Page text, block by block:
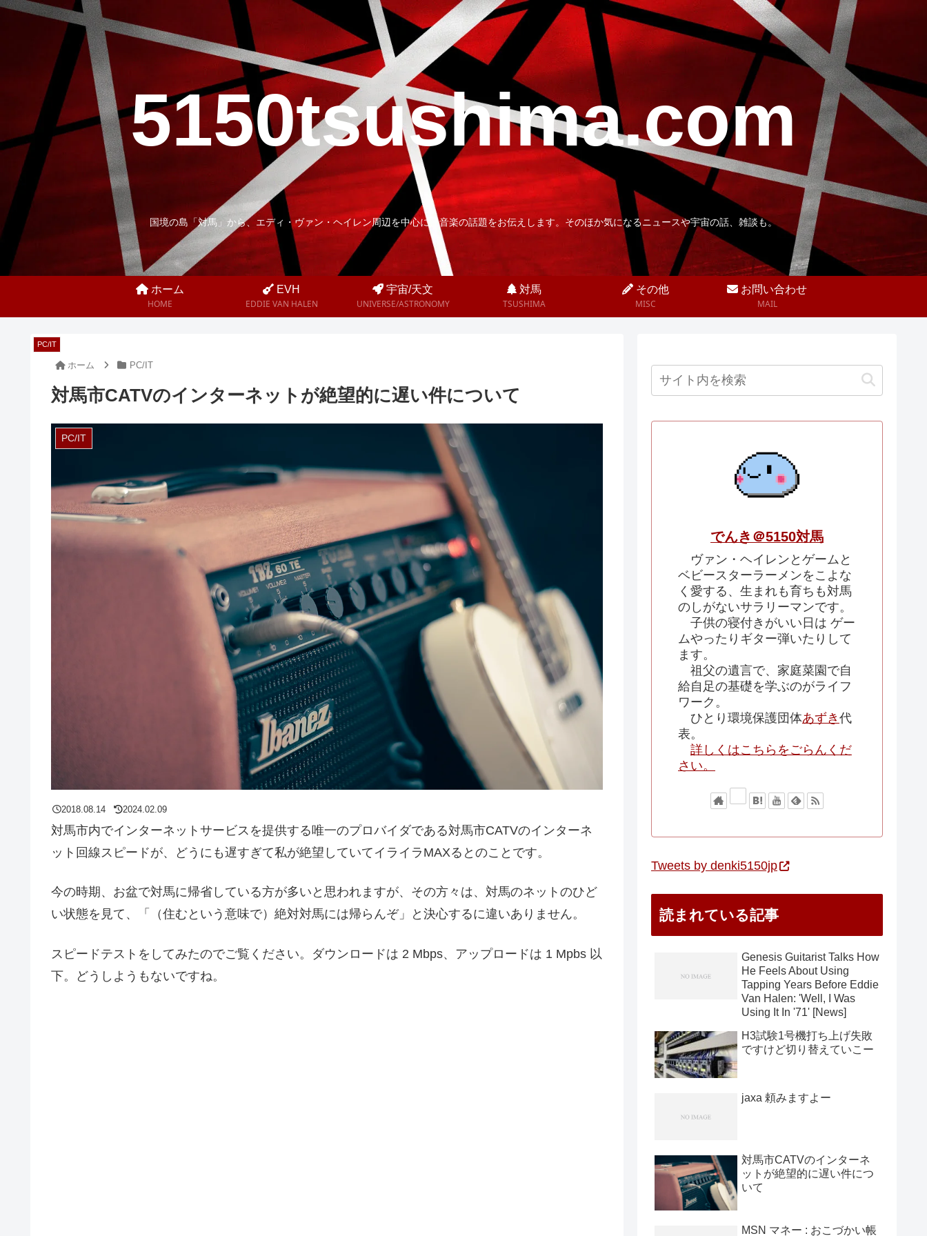
5150tsushima.com
国境の島「対馬」から、エディ・ヴァン・ヘイレン周辺を中心に、音楽の話題をお伝えします。そのほか気になるニュースや宇宙の話、雑談も。
ホーム
HOME
EVH
EDDIE VAN HALEN
宇宙/天文
UNIVERSE/ASTRONOMY
対馬
TSUSHIMA
その他
MISC
お問い合わせ
MAIL
ホーム PC/IT
対馬市CATVのインターネットが絶望的に遅い件について
PC/IT
2018.08.14 2024.02.09
対馬市内でインターネットサービスを提供する唯一のプロバイダである対馬市CATVのインターネ
ット回線スピードが、どうにも遅すぎて私が絶望していてイライラMAXるとのことです。
今の時期、お盆で対馬に帰省している方が多いと思われますが、その方々は、対馬のネットのひど
い状態を見て、「（住むという意味で）絶対対馬には帰らんぞ」と決心するに違いありません。
スピードテストをしてみたのでご覧ください。ダウンロードは 2 Mbps、アップロードは 1 Mpbs 以
下。どうしようもないですね。
PC/IT
PC/IT
PC/IT
でんき＠5150対馬
ヴァン・ヘイレンとゲームと
ベビースターラーメンをこよな
く愛する、生まれも育ちも対馬
のしがないサラリーマンです。
子供の寝付きがいい日は ゲー
ムやったりギター弾いたりして
ます。
祖父の遺言で、家庭菜園で自
給自足の基礎を学ぶのがライフ
ワーク。
ひとり環境保護団体あずき 代
表。
詳しくはこちらをごらんくだ
さい。
Tweets by denki5150jp
読まれている記事
Genesis Guitarist Talks How
He Feels About Using
Tapping Years Before Eddie
Van Halen: 'Well, I Was
Using It In '71' [News]
H3試験1号機打ち上げ失敗
ですけど切り替えていこー
jaxa 頼みますよー
対馬市CATVのインターネ
ットが絶望的に遅い件につ
いて
MSN マネー : おこづかい帳